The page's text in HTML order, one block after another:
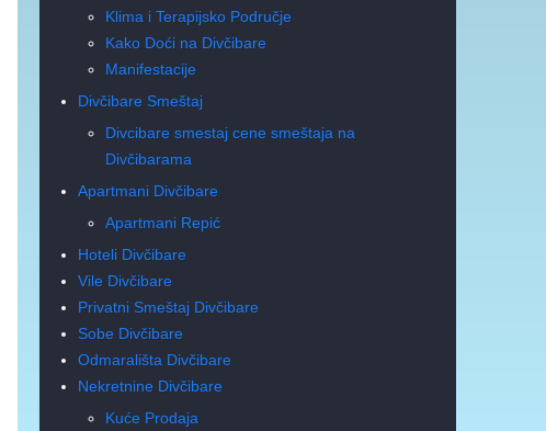
Klima i Terapijsko Područje
Kako Doći na Divčibare
Manifestacije
Divčibare Smeštaj
Divcibare smestaj cene smeštaja na
Divčibarama
Apartmani Divčibare
Apartmani Repić
Hoteli Divčibare
Vile Divčibare
Privatni Smeštaj Divčibare
Sobe Divčibare
Odmarališta Divčibare
Nekretnine Divčibare
Kuće Prodaja